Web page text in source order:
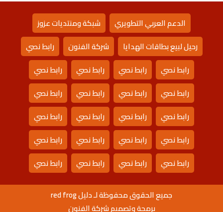
الدعم العربي التطويري
شبكة ومنتديات عزوز
رحيل لبيع بطاقات الهدايا
شركة الفنون
رابط نصي
رابط نصي
رابط نصي رابط نصي
رابط نصي
رابط نصي
رابط نصي رابط نصي
رابط نصي
رابط نصي
رابط نصي رابط نصي
رابط نصي
رابط نصي
رابط نصي رابط نصي
رابط نصي
رابط نصي
رابط نصي رابط نصي رابط نصي
جميع الحقوق محفوظة لـ دليل red frog
برمجة وتصميم شركة الفنون